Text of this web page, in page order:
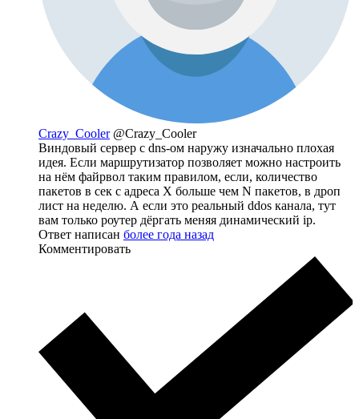
Crazy_Cooler @Crazy_Cooler
Виндовый сервер с dns-ом наружу изначально плохая
идея. Если маршрутизатор позволяет можно настроить
на нём файрвол таким правилом, если, количество
пакетов в сек с адреса Х больше чем N пакетов, в дроп
лист на неделю. А если это реальный ddos канала, тут
вам только роутер дёргать меняя динамический ip.
Ответ написан более года назад
Комментировать